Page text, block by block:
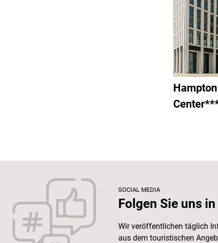
SOCIAL MEDIA
Folgen Sie uns
Wir veröffentlichen täglich
aus dem touristischen